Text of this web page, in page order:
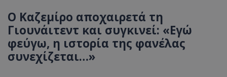
Ο Καζεμίρο αποχαιρετά τη
Γιουνάιτεντ και συγκινεί: «Εγώ
φεύγω, η ιστορία της φανέλας
συνεχίζεται…»